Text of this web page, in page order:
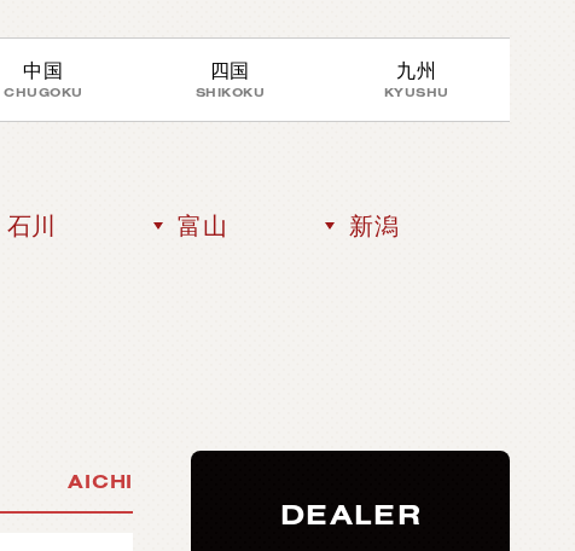
中国
CHUGOKU
四国
SHIKOKU
九州
KYUSHU
石川 富山 新潟
AICHI
DEALER